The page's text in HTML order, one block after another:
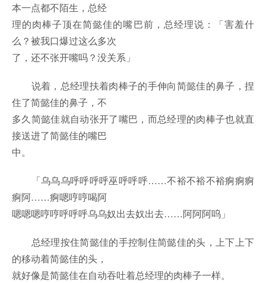
本一点都不陌生，总经
理的肉棒子顶在简懿佳的嘴巴前，总经理说：「害羞什
么？被我口爆过这么多次
了，还不张开嘴吗？没关系」
说着，总经理扶着肉棒子的手伸向简懿佳的鼻子，捏
住了简懿佳的鼻子，不
多久简懿佳就自动张开了嘴巴，而总经理的肉棒子也就直
接送进了简懿佳的嘴巴
中。
「乌乌乌呼呼呼呼巫呼呼呼……不裕不裕不裕痾痾痾
痾阿……痾嗯哼哼喝阿
嗯嗯嗯哼哼呼呼呼乌乌奴出去奴出去……阿阿阿呜」
总经理按住简懿佳的手控制住简懿佳的头，上下上下
的移动着简懿佳的头，
就好像是简懿佳在自动吞吐着总经理的肉棒子一样。